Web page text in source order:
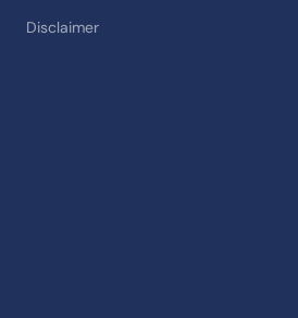
Disclaimer